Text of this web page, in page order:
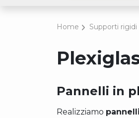
Home Supporti rigidi
Pannelli in
Realizziamo